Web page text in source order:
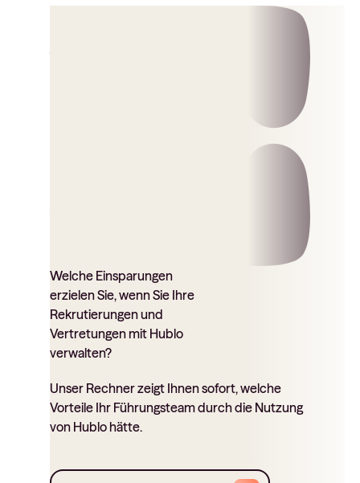
Welche Einsparungen
erzielen Sie, wenn Sie Ihre
Rekrutierungen und
Vertretungen mit Hublo
verwalten?
Unser Rechner zeigt Ihnen sofort, welche
Vorteile Ihr Führungsteam durch die Nutzung
von Hublo hätte.